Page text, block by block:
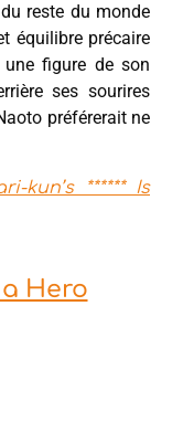
reste du monde
équilibre précaire
figure de son
ses sourires
préférerait ne
kun’s ****** Is
Hero